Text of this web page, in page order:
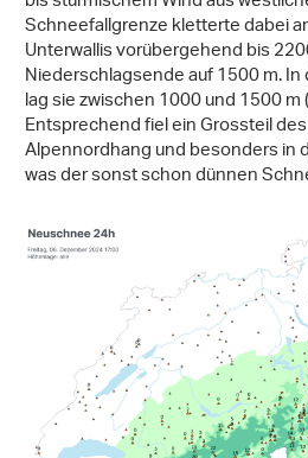
Schneefallgrenze kletterte dabei
Unterwallis vorübergehend bis
Niederschlagsende auf 1500 m.
lag sie zwischen 1000 und 1500 m
Entsprechend fiel ein Grossteil
Alpennordhang und besonders in
was der sonst schon dünnen